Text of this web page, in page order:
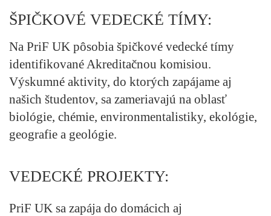
ŠPIČKOVÉ VEDECKÉ TÍMY:
Na PriF UK pôsobia špičkové vedecké tímy
identifikované Akreditačnou komisiou.
Výskumné aktivity, do ktorých zapájame aj
našich študentov, sa zameriavajú na oblasť
biológie, chémie, environmentalistiky, ekológie,
geografie a geológie.
VEDECKÉ PROJEKTY:
PriF UK sa zapája do domácich aj